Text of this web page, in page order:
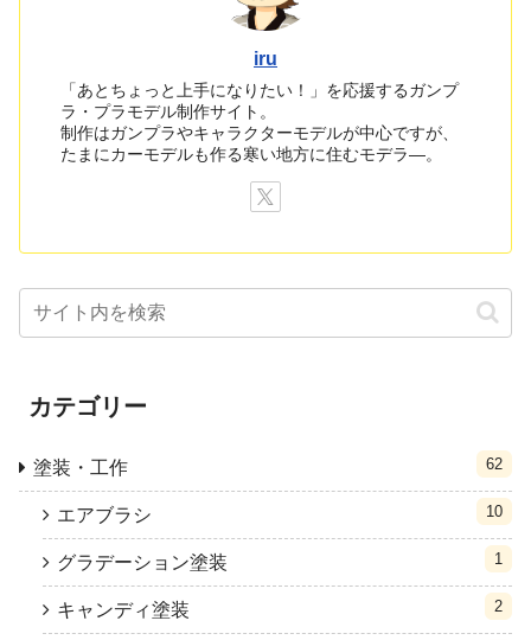
iru
「あとちょっと上手になりたい！」を応援するガンプ
ラ・プラモデル制作サイト。
制作はガンプラやキャラクターモデルが中心ですが、
たまにカーモデルも作る寒い地方に住むモデラ―。
カテゴリー
塗装・工作 62
エアブラシ 10
グラデーション塗装 1
キャンディ塗装 2